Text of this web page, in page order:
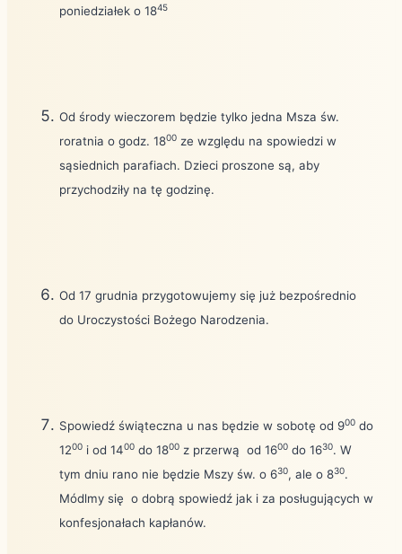
poniedziałek o 1845
Od środy wieczorem będzie tylko jedna Msza św.
roratnia o godz. 1800 ze względu na spowiedzi w
sąsiednich parafiach. Dzieci proszone są, aby
przychodziły na tę godzinę.
Od 17 grudnia przygotowujemy się już bezpośrednio
do Uroczystości Bożego Narodzenia.
Spowiedź świąteczna u nas będzie w sobotę od 900 do
1200 i od 1400 do 1800 z przerwą od 1600 do 1630. W
tym dniu rano nie będzie Mszy św. o 630, ale o 830.
Módlmy się o dobrą spowiedź jak i za posługujących w
konfesjonałach kapłanów.